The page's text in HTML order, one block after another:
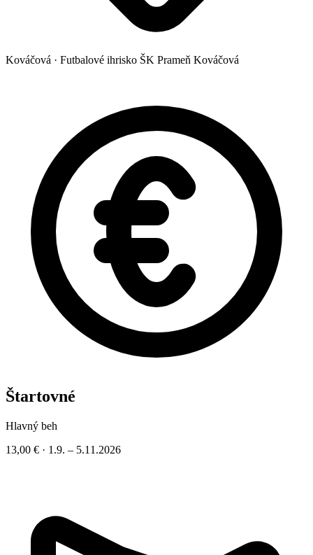
Kováčová · Futbalové ihrisko ŠK Prameň Kováčová
Štartovné
Hlavný beh
13,00 € · 1.9. – 5.11.2026